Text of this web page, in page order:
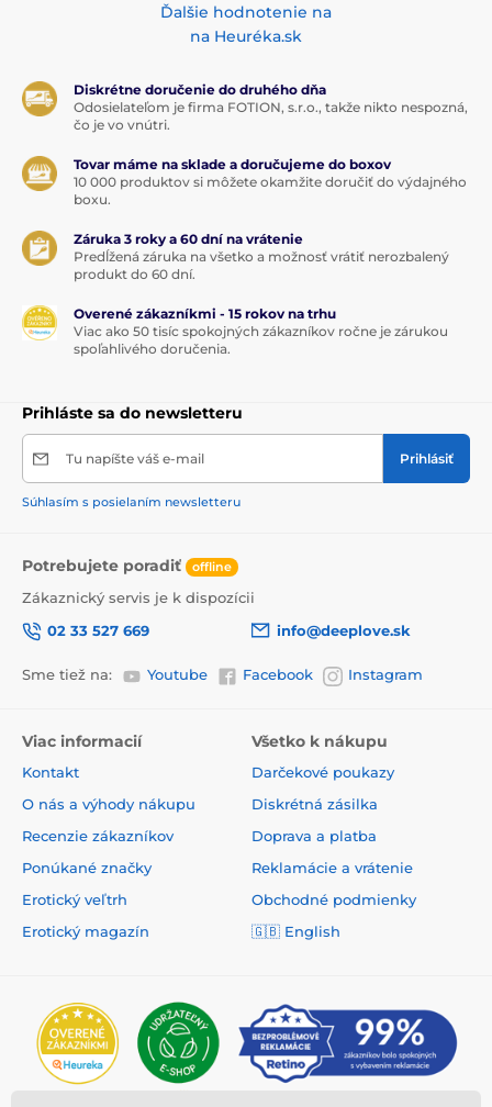
Ďalšie hodnotenie na
na Heuréka.sk
Diskrétne doručenie do druhého dňa
Odosielateľom je firma FOTION, s.r.o., takže nikto nespozná,
čo je vo vnútri.
Tovar máme na sklade a doručujeme do boxov
10 000 produktov si môžete okamžite doručiť do výdajného
boxu.
Záruka 3 roky a 60 dní na vrátenie
Predĺžená záruka na všetko a možnosť vrátiť nerozbalený
produkt do 60 dní.
Overené zákazníkmi - 15 rokov na trhu
Viac ako 50 tisíc spokojných zákazníkov ročne je zárukou
spoľahlivého doručenia.
Prihláste sa do newsletteru
Tu napíšte váš e-mail Prihlásiť
Súhlasím s posielaním newsletteru
Potrebujete poradiť offline
Zákaznický servis je k dispozícii
02 33 527 669
info@deeplove.sk
Sme tiež na: Youtube Facebook Instagram
Viac informacií
Kontakt
O nás a výhody nákupu
Recenzie zákazníkov
Ponúkané značky
Erotický veľtrh
Erotický magazín
Všetko k nákupu
Darčekové poukazy
Diskrétná zásilka
Doprava a platba
Reklamácie a vrátenie
Obchodné podmienky
🇬🇧 English